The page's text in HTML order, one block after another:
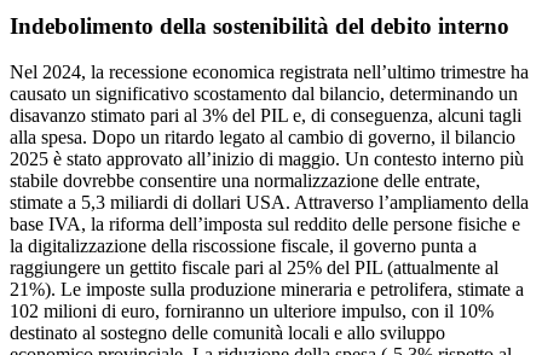
Indebolimento della sostenibilità del debito interno
Nel 2024, la recessione economica registrata nell’ultimo trimestre ha
causato un significativo scostamento dal bilancio, determinando un
disavanzo stimato pari al 3% del PIL e, di conseguenza, alcuni tagli
alla spesa. Dopo un ritardo legato al cambio di governo, il bilancio
2025 è stato approvato all’inizio di maggio. Un contesto interno più
stabile dovrebbe consentire una normalizzazione delle entrate,
stimate a 5,3 miliardi di dollari USA. Attraverso l’ampliamento della
base IVA, la riforma dell’imposta sul reddito delle persone fisiche e
la digitalizzazione della riscossione fiscale, il governo punta a
raggiungere un gettito fiscale pari al 25% del PIL (attualmente al
21%). Le imposte sulla produzione mineraria e petrolifera, stimate a
102 milioni di euro, forniranno un ulteriore impulso, con il 10%
destinato al sostegno delle comunità locali e allo sviluppo